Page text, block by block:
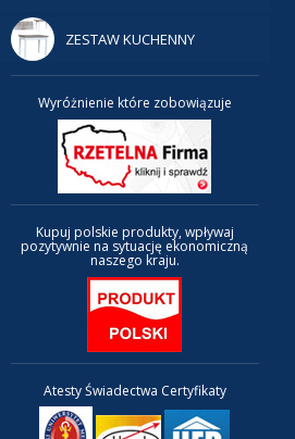
ZESTAW KUCHENNY
Wyróżnienie które zobowiązuje
Kupuj polskie produkty, wpływaj
pozytywnie na sytuację ekonomiczną
naszego kraju.
Atesty Świadectwa Certyfikaty